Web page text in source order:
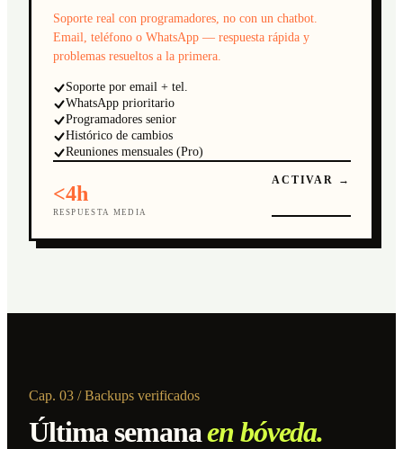
Soporte real con programadores, no con un chatbot.
Email, teléfono o WhatsApp — respuesta rápida y
problemas resueltos a la primera.
Soporte por email + tel.
WhatsApp prioritario
Programadores senior
Histórico de cambios
Reuniones mensuales (Pro)
<4h
RESPUESTA MEDIA
ACTIVAR →
Cap. 03 / Backups verificados
Última semanaen bóveda.